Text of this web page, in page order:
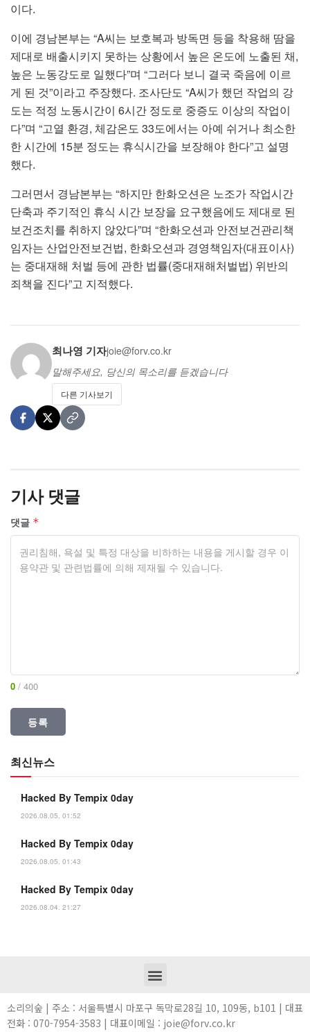
이다.
이에 경남본부는 “A씨는 보호복과 방독면 등을 착용해 땀을
제대로 배출시키지 못하는 상황에서 높은 온도에 노출된 채,
높은 노동강도로 일했다”며 “그러다 보니 결국 죽음에 이르
게 된 것”이라고 주장했다. 조사단도 “A씨가 했던 작업의 강
도는 적정 노동시간이 6시간 정도로 중증도 이상의 작업이
다”며 “고열 환경, 체감온도 33도에서는 아예 쉬거나 최소한
한 시간에 15분 정도는 휴식시간을 보장해야 한다”고 설명
했다.
그러면서 경남본부는 “하지만 한화오션은 노조가 작업시간
단축과 주기적인 휴식 시간 보장을 요구했음에도 제대로 된
보건조치를 취하지 않았다”며 “한화오션과 안전보건관리책
임자는 산업안전보건법, 한화오션과 경영책임자(대표이사)
는 중대재해 처벌 등에 관한 법률(중대재해처벌법) 위반의
죄책을 진다”고 지적했다.
최나영 기자joie@forv.co.kr
말해주세요, 당신의 목소리를 듣겠습니다
다른 기사보기
기사 댓글
댓글 *
0 / 400
최신뉴스
Hacked By Tempix 0day
2026.08.05. 01:52
Hacked By Tempix 0day
2026.08.05. 01:43
Hacked By Tempix 0day
2026.08.04. 21:27
소리의숲 | 주소 : 서울특별시 마포구 독막로28길 10, 109동, b101 | 대표
전화 : 070-7954-3583 | 대표이메일 : joie@forv.co.kr